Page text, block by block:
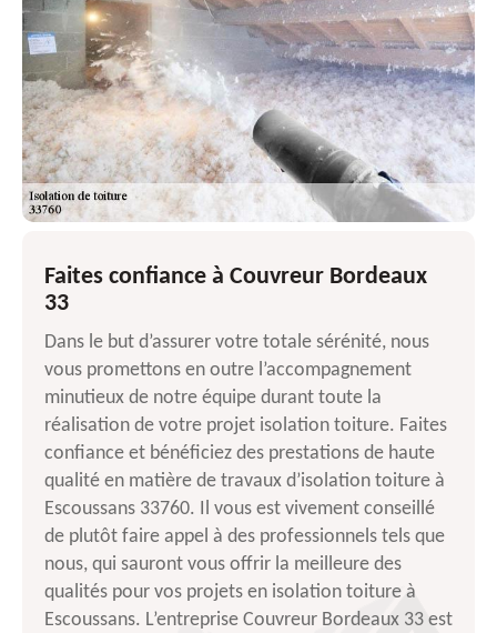
Faites confiance à Couvreur Bordeaux
33
Dans le but d’assurer votre totale sérénité, nous
vous promettons en outre l’accompagnement
minutieux de notre équipe durant toute la
réalisation de votre projet isolation toiture. Faites
confiance et bénéficiez des prestations de haute
qualité en matière de travaux d’isolation toiture à
Escoussans 33760. Il vous est vivement conseillé
de plutôt faire appel à des professionnels tels que
nous, qui sauront vous offrir la meilleure des
qualités pour vos projets en isolation toiture à
Escoussans. L’entreprise Couvreur Bordeaux 33 est